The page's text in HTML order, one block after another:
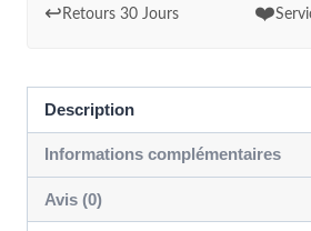
Couleurs
↩️ Retours 30 Jours ❤️
Description
Informations complémentaires
Avis (0)